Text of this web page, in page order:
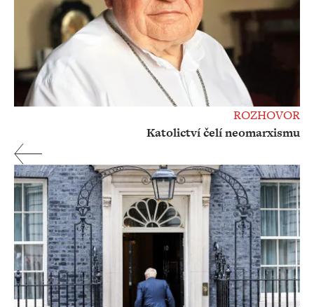
ROZHOVOR
Katolictví čelí neomarxismu